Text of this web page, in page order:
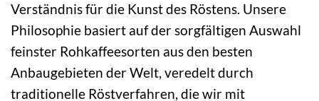
Verständnis für die Kunst des Röstens. Unsere
Philosophie basiert auf der sorgfältigen Auswahl
feinster Rohkaffeesorten aus den besten
Anbaugebieten der Welt, veredelt durch
traditionelle Röstverfahren, die wir mit